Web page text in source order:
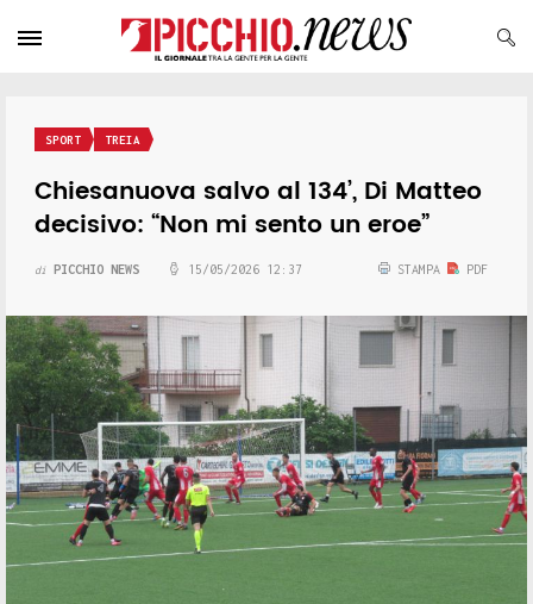
SPORT TREIA
Chiesanuova salvo al 134’, Di Matteo
decisivo: “Non mi sento un eroe”
di PICCHIO NEWS 15/05/2026 12:37 STAMPA PDF